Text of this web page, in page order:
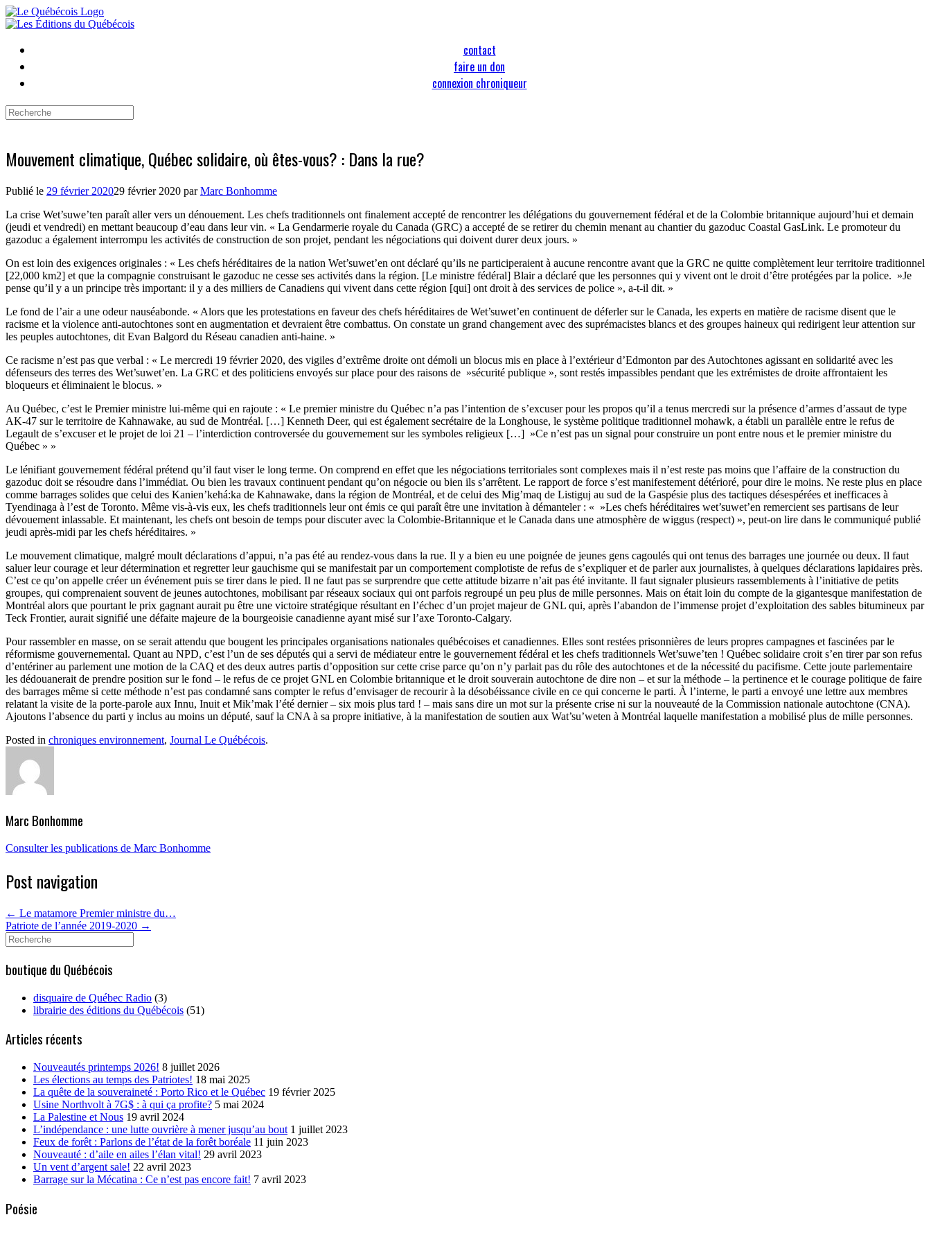
Skip
to
contact
faire un don
connexion chroniqueur
Search
Mouvement climatique, Québec solidaire, où êtes-vous? : Dans la rue?
Publié le 29 février 202029 février 2020 parMarc Bonhomme
La crise Wet’suwe’ten paraît aller vers un dénouement. Les chefs traditionnels ont finalement accepté de rencontrer les délégations du gouvernement fédéral et de la Colombie britannique aujourd’hui et demain
(jeudi et vendredi) en mettant beaucoup d’eau dans leur vin. « La Gendarmerie royale du Canada (GRC) a accepté de se retirer du chemin menant au chantier du gazoduc Coastal GasLink. Le promoteur du
gazoduc a également interrompu les activités de construction de son projet, pendant les négociations qui doivent durer deux jours. »
On est loin des exigences originales : « Les chefs héréditaires de la nation Wet’suwet’en ont déclaré qu’ils ne participeraient à aucune rencontre avant que la GRC ne quitte complètement leur territoire traditionnel
[22,000 km2] et que la compagnie construisant le gazoduc ne cesse ses activités dans la région. [Le ministre fédéral] Blair a déclaré que les personnes qui y vivent ont le droit d’être protégées par la police. »Je
pense qu’il y a un principe très important: il y a des milliers de Canadiens qui vivent dans cette région [qui] ont droit à des services de police », a-t-il dit. »
Le fond de l’air a une odeur nauséabonde. « Alors que les protestations en faveur des chefs héréditaires de Wet’suwet’en continuent de déferler sur le Canada, les experts en matière de racisme disent que le
racisme et la violence anti-autochtones sont en augmentation et devraient être combattus. On constate un grand changement avec des suprémacistes blancs et des groupes haineux qui redirigent leur attention sur
les peuples autochtones, dit Evan Balgord du Réseau canadien anti-haine. »
Ce racisme n’est pas que verbal : « Le mercredi 19 février 2020, des vigiles d’extrême droite ont démoli un blocus mis en place à l’extérieur d’Edmonton par des Autochtones agissant en solidarité avec les
défenseurs des terres des Wet’suwet’en. La GRC et des politiciens envoyés sur place pour des raisons de »sécurité publique », sont restés impassibles pendant que les extrémistes de droite affrontaient les
bloqueurs et éliminaient le blocus. »
Au Québec, c’est le Premier ministre lui-même qui en rajoute : « Le premier ministre du Québec n’a pas l’intention de s’excuser pour les propos qu’il a tenus mercredi sur la présence d’armes d’assaut de type
AK-47 sur le territoire de Kahnawake, au sud de Montréal. […] Kenneth Deer, qui est également secrétaire de la Longhouse, le système politique traditionnel mohawk, a établi un parallèle entre le refus de
Legault de s’excuser et le projet de loi 21 – l’interdiction controversée du gouvernement sur les symboles religieux […] »Ce n’est pas un signal pour construire un pont entre nous et le premier ministre du
Québec » »
Le lénifiant gouvernement fédéral prétend qu’il faut viser le long terme. On comprend en effet que les négociations territoriales sont complexes mais il n’est reste pas moins que l’affaire de la construction du
gazoduc doit se résoudre dans l’immédiat. Ou bien les travaux continuent pendant qu’on négocie ou bien ils s’arrêtent. Le rapport de force s’est manifestement détérioré, pour dire le moins. Ne reste plus en place
comme barrages solides que celui des Kanien’kehá:ka de Kahnawake, dans la région de Montréal, et de celui des Mig’maq de Listiguj au sud de la Gaspésie plus des tactiques désespérées et inefficaces à
Tyendinaga à l’est de Toronto. Même vis-à-vis eux, les chefs traditionnels leur ont émis ce qui paraît être une invitation à démanteler : « »Les chefs héréditaires wet’suwet’en remercient ses partisans de leur
dévouement inlassable. Et maintenant, les chefs ont besoin de temps pour discuter avec la Colombie-Britannique et le Canada dans une atmosphère de wiggus (respect) », peut-on lire dans le communiqué publié
jeudi après-midi par les chefs héréditaires. »
Le mouvement climatique, malgré moult déclarations d’appui, n’a pas été au rendez-vous dans la rue. Il y a bien eu une poignée de jeunes gens cagoulés qui ont tenus des barrages une journée ou deux. Il faut
saluer leur courage et leur détermination et regretter leur gauchisme qui se manifestait par un comportement complotiste de refus de s’expliquer et de parler aux journalistes, à quelques déclarations lapidaires près.
C’est ce qu’on appelle créer un événement puis se tirer dans le pied. Il ne faut pas se surprendre que cette attitude bizarre n’ait pas été invitante. Il faut signaler plusieurs rassemblements à l’initiative de petits
groupes, qui comprenaient souvent de jeunes autochtones, mobilisant par réseaux sociaux qui ont parfois regroupé un peu plus de mille personnes. Mais on était loin du compte de la gigantesque manifestation de
Montréal alors que pourtant le prix gagnant aurait pu être une victoire stratégique résultant en l’échec d’un projet majeur de GNL qui, après l’abandon de l’immense projet d’exploitation des sables bitumineux par
Teck Frontier, aurait signifié une défaite majeure de la bourgeoisie canadienne ayant misé sur l’axe Toronto-Calgary.
Pour rassembler en masse, on se serait attendu que bougent les principales organisations nationales québécoises et canadiennes. Elles sont restées prisonnières de leurs propres campagnes et fascinées par le
réformisme gouvernemental. Quant au NPD, c’est l’un de ses députés qui a servi de médiateur entre le gouvernement fédéral et les chefs traditionnels Wet’suwe’ten ! Québec solidaire croit s’en tirer par son refus
d’entériner au parlement une motion de la CAQ et des deux autres partis d’opposition sur cette crise parce qu’on n’y parlait pas du rôle des autochtones et de la nécessité du pacifisme. Cette joute parlementaire
les dédouanerait de prendre position sur le fond – le refus de ce projet GNL en Colombie britannique et le droit souverain autochtone de dire non – et sur la méthode – la pertinence et le courage politique de faire
des barrages même si cette méthode n’est pas condamné sans compter le refus d’envisager de recourir à la désobéissance civile en ce qui concerne le parti. À l’interne, le parti a envoyé une lettre aux membres
relatant la visite de la porte-parole aux Innu, Inuit et Mik’mak l’été dernier – six mois plus tard ! – mais sans dire un mot sur la présente crise ni sur la nouveauté de la Commission nationale autochtone (CNA).
Ajoutons l’absence du parti y inclus au moins un député, sauf la CNA à sa propre initiative, à la manifestation de soutien aux Wat’su’weten à Montréal laquelle manifestation a mobilisé plus de mille personnes.
Posted in chroniques environnement, Journal Le Québécois.
Marc Bonhomme
Consulter les publications de Marc Bonhomme
Post navigation
← Le matamore Premier ministre du…
Patriote de l’année 2019-2020 →
Search
for:
boutique du Québécois
disquaire de Québec Radio (3)
librairie des éditions du Québécois (51)
Articles récents
Nouveautés printemps 2026! 8 juillet 2026
Les élections au temps des Patriotes! 18 mai 2025
La quête de la souveraineté : Porto Rico et le Québec 19 février 2025
Usine Northvolt à 7G$ : à qui ça profite? 5 mai 2024
La Palestine et Nous 19 avril 2024
L’indépendance : une lutte ouvrière à mener jusqu’au bout 1 juillet 2023
Feux de forêt : Parlons de l’état de la forêt boréale 11 juin 2023
Nouveauté : d’aile en ailes l’élan vital! 29 avril 2023
Un vent d’argent sale! 22 avril 2023
Barrage sur la Mécatina : Ce n’est pas encore fait! 7 avril 2023
Poésie